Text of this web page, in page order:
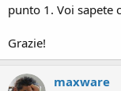
punto 1. Voi sapete
Grazie!
maxware